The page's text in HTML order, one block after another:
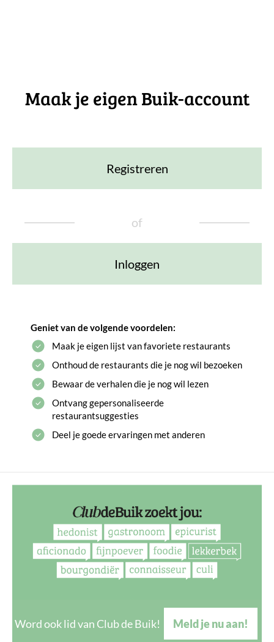
Maak je eigen Buik-account
Registreren
of
Inloggen
Geniet van de volgende voordelen:
Maak je eigen lijst van favoriete restaurants
Onthoud de restaurants die je nog wil bezoeken
Bewaar de verhalen die je nog wil lezen
Ontvang gepersonaliseerde
restaurantsuggesties
Deel je goede ervaringen met anderen
Word ook lid van Club de Buik! Meld je nu aan!